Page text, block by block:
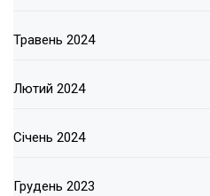
Травень 2024
Лютий 2024
Січень 2024
Грудень 2023